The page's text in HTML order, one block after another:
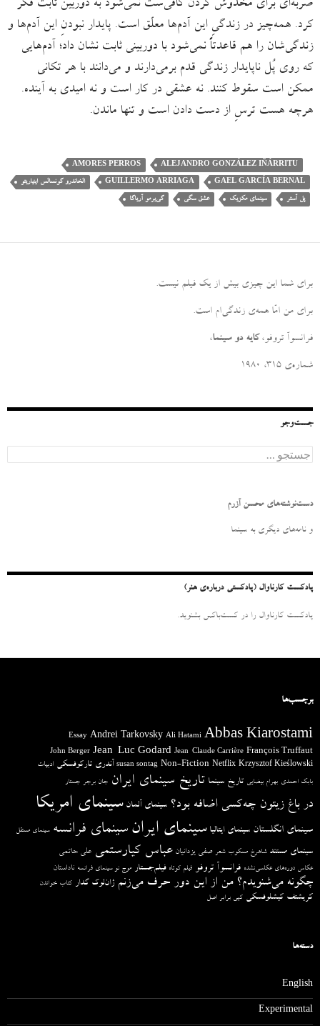
ضربه‌ای برای مخدوش کردن کافی‌ست نمی‌شود به دوربین ثابت فکر
کرد. همه‌چیز در زندگیِ این آدم‌ها معلّق است. پایدار نبودنِ این آدم‌ها و
زندگی‌شان را هم قاعدتاً نمی‌شود با دوربینی ثابت نشان داد؛ آدم‌هایی
که روی پُل ناپایدار زندگی قدم برمی‌دارند و می‌دانند با هر تکانی
ممکن است سقوط کنند. نه عشقی در کار است و نه امیدی به آینده.
هرچه هست ترسِ از دست دادن است و تنها ماندن.
ALEJANDRO GONZÁLEZ IÑÁRRITU
AMORES PERROS
GAEL GARCÍA BERNAL
GUILLERMO ARRIAGA الخاندرو گونسالس اینیاریتو
پل آستر سینمای مکزیک عشق سگی گی‌یرمو آریاگا
برای شما این چیزی بیش از یک فیلم نیست.
برای من امّا همه‌ی زندگی‌ام است.
فرانسوآ تروفو، کایه دو سینما،
شماره‌ی ۳۱۵، ۱۹۸۰
جست‌وجو
س
و
ر
دست‌نوشته‌های محسن آزرم
و نامه‌‌های دیگری به سینما
پادکست کارناوال (پادکستی درباره‌ی هنر)
پادکست کارناوال را در کست‌باکس بشنوید.
برچسب‌ها
Abbas Kiarostami
Ali Hatami
Andrei Tarkovsky
Essay
François Truffaut
Jean-Claude Carrière
Jean-Luc Godard
John Berger
Krzysztof Kieślowski
Netflix
Non-Fiction
susan sontag آندری تارکوفسکی ادبیات
بابک احمدی بهرام بیضایی تاریخ سینما تاریخ سینمای ایران جان برجر جستار
در باغ زیتون چه‌کسی اضافه بود؟ سینمای آلمان سینمای امریکا
سینمای انگلستان سینمای ایتالیا سینمای ایران سینمای فرانسه سینمای مستقل
سینمای مستند شاهرخ مسکوب شعر صفی یزدانیان عباس کیارستمی علی حاتمی
عکاس دوره‌های عکاسی‌نشده فرانسوآ تروفو فیلم کوتاه فیلم‌جستار موج نو سینمای فرانسه ناداستان
چگونه می‌شنویدم؟ من از این دور حرف می‌زنم ژان‌لوک گدار کتاب خواندن
کریشتف کیشلوفسکی کپی برابر اصل
دسته‌ها
English
Experimental